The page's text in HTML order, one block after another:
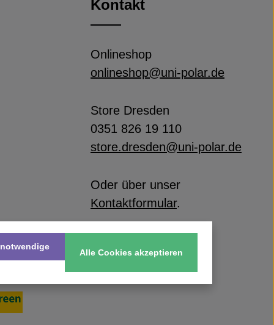
Kontakt
Onlineshop
onlineshop@uni-polar.de
Store Dresden
0351 826 19 110
store.dresden@uni-polar.de
Oder über unser
Kontaktformular.
Alle Cookies akzeptieren